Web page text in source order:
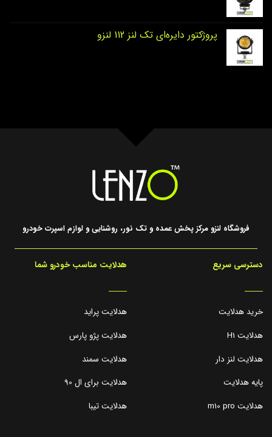
پروژکتور دایره‌ای تک لنز 112 لنزو
فروشگاه لنزو مرکز پخش عمده و تک نور، روشنایی و لوازم اسپرت خودرو
دسترسی سریع
_____
خرید هدلایت
هدلایت H1
هدلایت لنز دار
پایه هدلایت
هدلایت m10 pro
هدلایت مناسب خودرو شما
_____
هدلایت پراید
هدلایت پژو پارس
هدلایت سمند
هدلایت برای ال 90
هدلایت تیبا